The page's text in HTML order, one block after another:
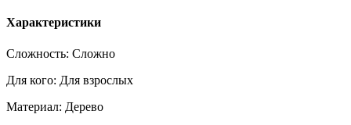
Характеристики
Сложность: Сложно
Для кого: Для взрослых
Материал: Дерево